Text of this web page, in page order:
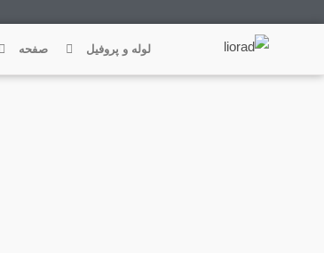
لوله و پروفیل صفحه